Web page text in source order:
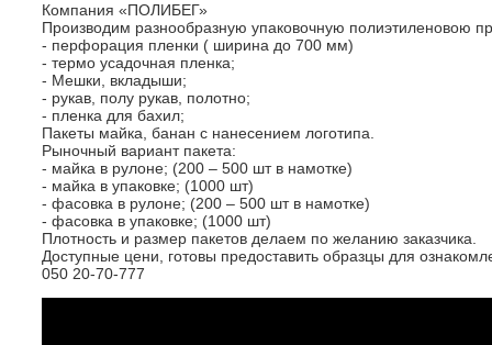
Компания «ПОЛИБЕГ»
Производим разнообразную упаковочную полиэтиленовою
- перфорация пленки ( ширина до 700 мм)
- термо усадочная пленка;
- Мешки, вкладыши;
- рукав, полу рукав, полотно;
- пленка для бахил;
Пакеты майка, банан с нанесением логотипа.
Рыночный вариант пакета:
- майка в рулоне; (200 – 500 шт в намотке)
- майка в упаковке; (1000 шт)
- фасовка в рулоне; (200 – 500 шт в намотке)
- фасовка в упаковке; (1000 шт)
Плотность и размер пакетов делаем по желанию заказчика.
Доступные цени, готовы предоставить образцы для
050 20-70-777